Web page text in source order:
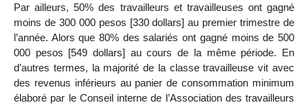
Par ailleurs, 50% des travailleurs et travailleuses ont gagné
moins de 300 000 pesos [330 dollars] au premier trimestre de
l’année. Alors que 80% des salariés ont gagné moins de 500
000 pesos [549 dollars] au cours de la même période. En
d’autres termes, la majorité de la classe travailleuse vit avec
des revenus inférieurs au panier de consommation minimum
élaboré par le Conseil interne de l’Association des travailleurs